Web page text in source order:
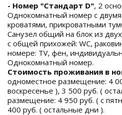
- Номер "Стандарт D", 2
Однокомнатный номер с
кроватями, прикроватными
Санузел общий на блок из
с общей прихожей: WC,
номере: TV, фен,
Однокомнатный номер.
Стоимость проживания в
одноместное размещение: 4
воскресенье ), 3 500 руб. (
размещение: 4 950 руб. ( с
400 руб. ( остальные дни ).